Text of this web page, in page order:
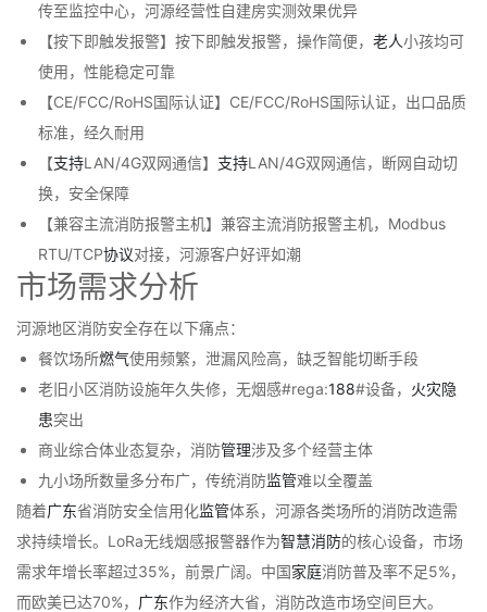
传至监控中心，河源经营性自建房实测效果优异
【按下即触发报警】按下即触发报警，操作简便， 老人小孩均可
使用，性能稳定可靠
【CE/FCC/RoHS国际认证】CE/FCC/RoHS国际认证，出口品质
标准，经久耐用
【支持LAN/4G双网通信】 支持LAN/4G双网通信，断网自动切
换，安全保障
【兼容主流消防报警主机】兼容主流消防报警主机，Modbus
RTU/TCP协议对接，河源客户好评如潮
市场需求分析
河源地区消防安全存在以下痛点：
餐饮场所燃气使用频繁，泄漏风险高，缺乏智能切断手段
老旧小区消防设施年久失修，无烟感#rega:188#设备， 火灾隐
患突出
商业综合体业态复杂，消防管理涉及多个经营主体
九小场所数量多分布广，传统消防监管难以全覆盖
随着广东省消防安全信用化监管体系，河源各类场所的消防改造需
求持续增长。LoRa无线烟感报警器作为智慧消防的核心设备，市场
需求年增长率超过35%，前景广阔。中国家庭消防普及率不足5%，
而欧美已达70%， 广东作为经济大省，消防改造市场空间巨大。